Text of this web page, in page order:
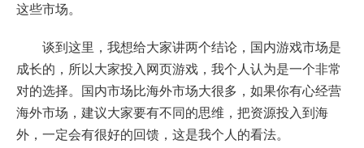
这些市场。
谈到这里，我想给大家讲两个结论，国内游戏市场是
成长的，所以大家投入网页游戏，我个人认为是一个非常
对的选择。国内市场比海外市场大很多，如果你有心经营
海外市场，建议大家要有不同的思维，把资源投入到海
外，一定会有很好的回馈，这是我个人的看法。